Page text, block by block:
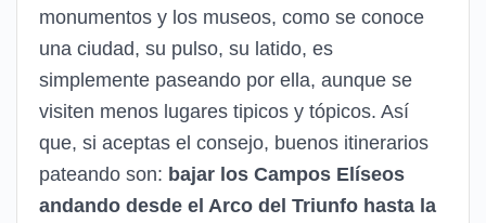
monumentos y los museos, como se conoce
una ciudad, su pulso, su latido, es
simplemente paseando por ella, aunque se
visiten menos lugares tipicos y tópicos. Así
que, si aceptas el consejo, buenos itinerarios
pateando son: bajar los Campos Elíseos
andando desde el Arco del Triunfo hasta la